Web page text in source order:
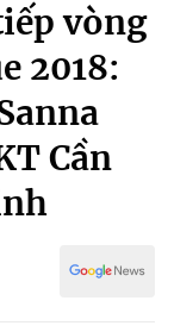
vòng
2018:
Cần